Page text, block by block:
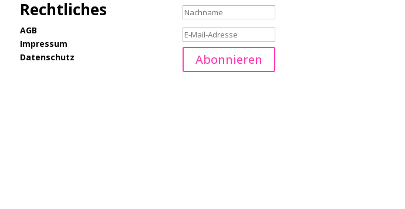
Rechtliches
AGB
Impressum
Datenschutz
Abonnieren